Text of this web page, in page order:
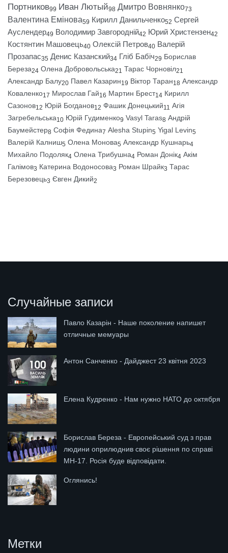
Портников99 Иван Лютый98 Дмитро Вовнянко73
Валентина Емінова59 Кирилл Данильченко52 Сергей
Ауслендер49 Володимир Завгородній42 Юрий Христензен42
Костянтин Машовець40 Олексій Петров40 Валерій
Прозапас35 Денис Казанский34 Гліб Бабіч29 Борислав
Береза24 Олена Добровольська21 Тарас Чорновіл21
Александр Балу20 Павел Казарин19 Віктор Таран18 Александр
Коваленко17 Мирослав Гай16 Мартин Брест14 Кирилл
Сазонов12 Юрій Богданов12 Фашик Донецький11 Агія
Загребельська10 Юрій Гудименко9 Vasyl Taras8 Андрій
Баумейстер8 Софія Федина7 Alesha Stupin5 Yigal Levin5
Валерій Калниш5 Олена Монова5 Александр Кушнарь4
Михайло Подоляк4 Олена Трибушна4 Роман Донік4 Акім
Галімов3 Катерина Водоносова3 Роман Шрайк3 Тарас
Березовець3 Євген Дикий2
Случайные записи
Павло Казарін - Наше поколение напишет
отличные мемуары
Антон Санченко - Дайджест 23 квітня 2023
Елена Кудренко - Нам нужно НАТО до октября
Борислав Береза - Европейський суд з прав
людини оприлюднив своє рішення по справі
МН-17. Росія буде відповідати.
Оглянись!
Метки